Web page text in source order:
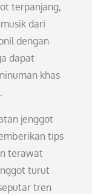
terpanjang,
dari
dengan
dapat
khas
jenggot
tips
terawat
turut
tren